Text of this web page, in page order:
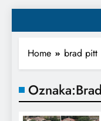
Home brad pitt
Oznaka: